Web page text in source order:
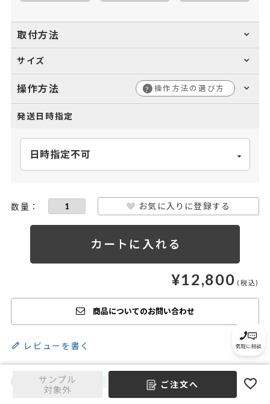
取付方法
サイズ
操作方法 ? 操作方法の選び方
発送日時指定
お気に入りに登録する
¥12,800
商品についてのお問い合わせ
レビューを書く
サンプル
対象外
ご注文へ